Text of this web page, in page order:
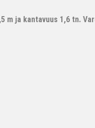
m ja kantavuus 1,6 tn.